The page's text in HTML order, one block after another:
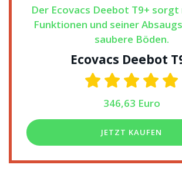
Der Ecovacs Deebot T9+
Funktionen und seiner
saubere Böden.
Ecovacs Deebot
346,63 Euro
JETZT KAUFEN